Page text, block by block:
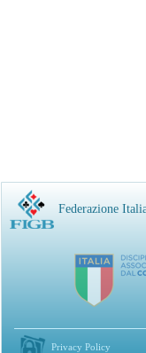
Federazione
Privacy Policy